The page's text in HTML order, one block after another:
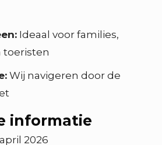
Ideaal voor families,
toeristen
Wij navigeren door de
informatie
april 2026